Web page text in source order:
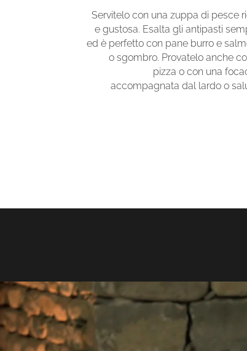
Servitelo con una zuppa di pesce
e gustosa. Esalta gli antipasti
ed è perfetto con pane burro e
o sgombro. Provatelo anche
pizza o con una
accompagnata dal lardo o